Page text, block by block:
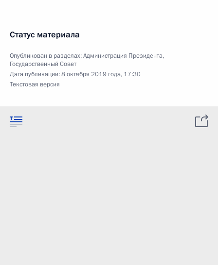
Статус материала
Опубликован в разделах:Администрация Президента,
Государственный Совет
Дата публикации:8 октября 2019 года, 17:30
Текстовая версия